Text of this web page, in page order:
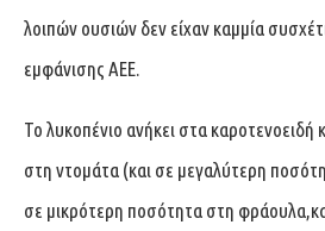
λοιπών ουσιών δεν είχαν καμμία
εμφάνισης ΑΕΕ.
Το λυκοπένιο ανήκει στα καροτενοειδή
στη ντομάτα (και σε μεγαλύτερη
σε μικρότερη ποσότητα στη